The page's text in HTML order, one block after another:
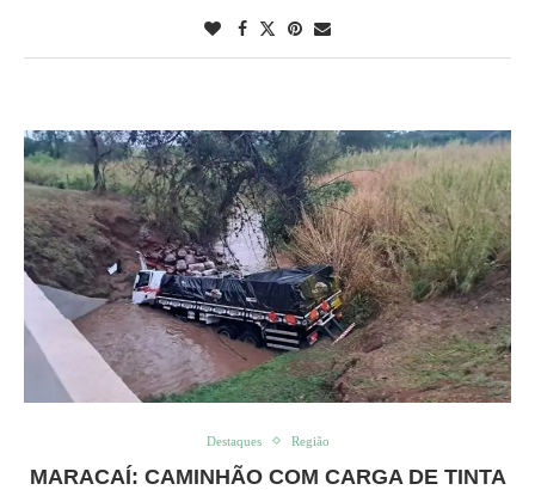
Destaques Região
MARACAÍ: CAMINHÃO COM CARGA DE TINTA